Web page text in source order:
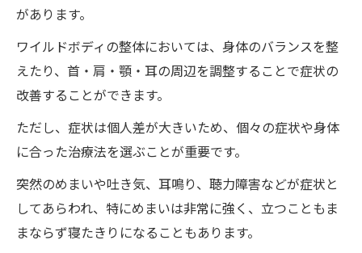
痛みを感じない整体法
柔らかなタッチで心地よく即効改善
ワイルドボディの整体の効果
肩こりからのめまい
運動不足でたまった疲れが原因かも
冷えやストレスも原因かも
メンタル面も安定
ワイルドボディの整体で様々な症状を改善
整体を受ける際の、効果的な受け方
があります。
ワイルドボディの整体においては、身体のバランスを整
えたり、首・肩・顎・耳の周辺を調整することで症状の
改善することができます。
ただし、症状は個人差が大きいため、個々の症状や身体
に合った治療法を選ぶことが重要です。
突然のめまいや吐き気、耳鳴り、聴力障害などが症状と
してあらわれ、特にめまいは非常に強く、立つこともま
まならず寝たきりになることもあります。